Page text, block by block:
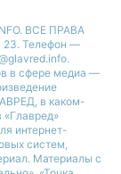
ВСЕ ПРАВА
23. Телефон —
в сфере медиа —
в каком-
интернет-
систем,
Материалы с